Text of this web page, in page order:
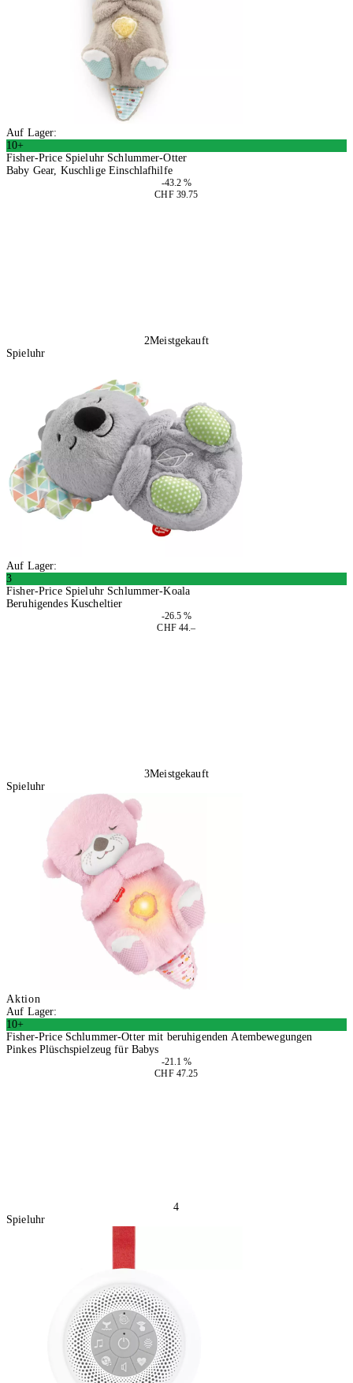
Auf Lager:
10+
Fisher-Price Spieluhr Schlummer-Otter
Baby Gear, Kuschlige Einschlafhilfe
-43.2 %
CHF 39.75
2Meistgekauft
Spieluhr
Auf Lager:
3
Fisher-Price Spieluhr Schlummer-Koala
Beruhigendes Kuscheltier
-26.5 %
CHF 44.–
3Meistgekauft
Spieluhr
Aktion
Auf Lager:
10+
Fisher-Price Schlummer-Otter mit beruhigenden Atembewegungen
Pinkes Plüschspielzeug für Babys
-21.1 %
CHF 47.25
4
Spieluhr